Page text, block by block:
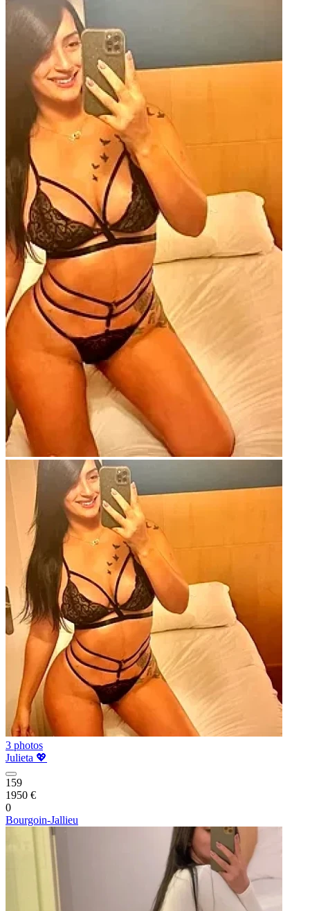
3 photos
Julieta 💖
159
1950 €
0
Bourgoin-Jallieu